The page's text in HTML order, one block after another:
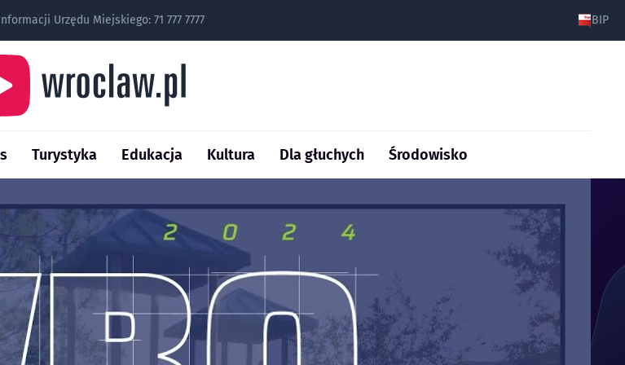
Urzędu Miejskiego: 71 777 7777 BIP
Turystyka Edukacja Kultura Dla głuchych Środowisko